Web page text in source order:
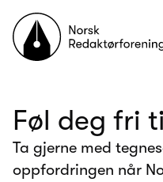
Til forsiden
Føl deg fri
Ta gjerne med
oppfordringen når